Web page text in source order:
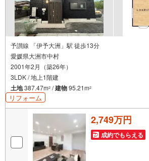
予讃線 「伊予大洲」駅 徒歩13分
愛媛県大洲市中村
2001年2月（築26年）
3LDK / 地上1階建
土地387.47m2 /建物95.21m2
リフォーム
2,749万円
成約でもらえる